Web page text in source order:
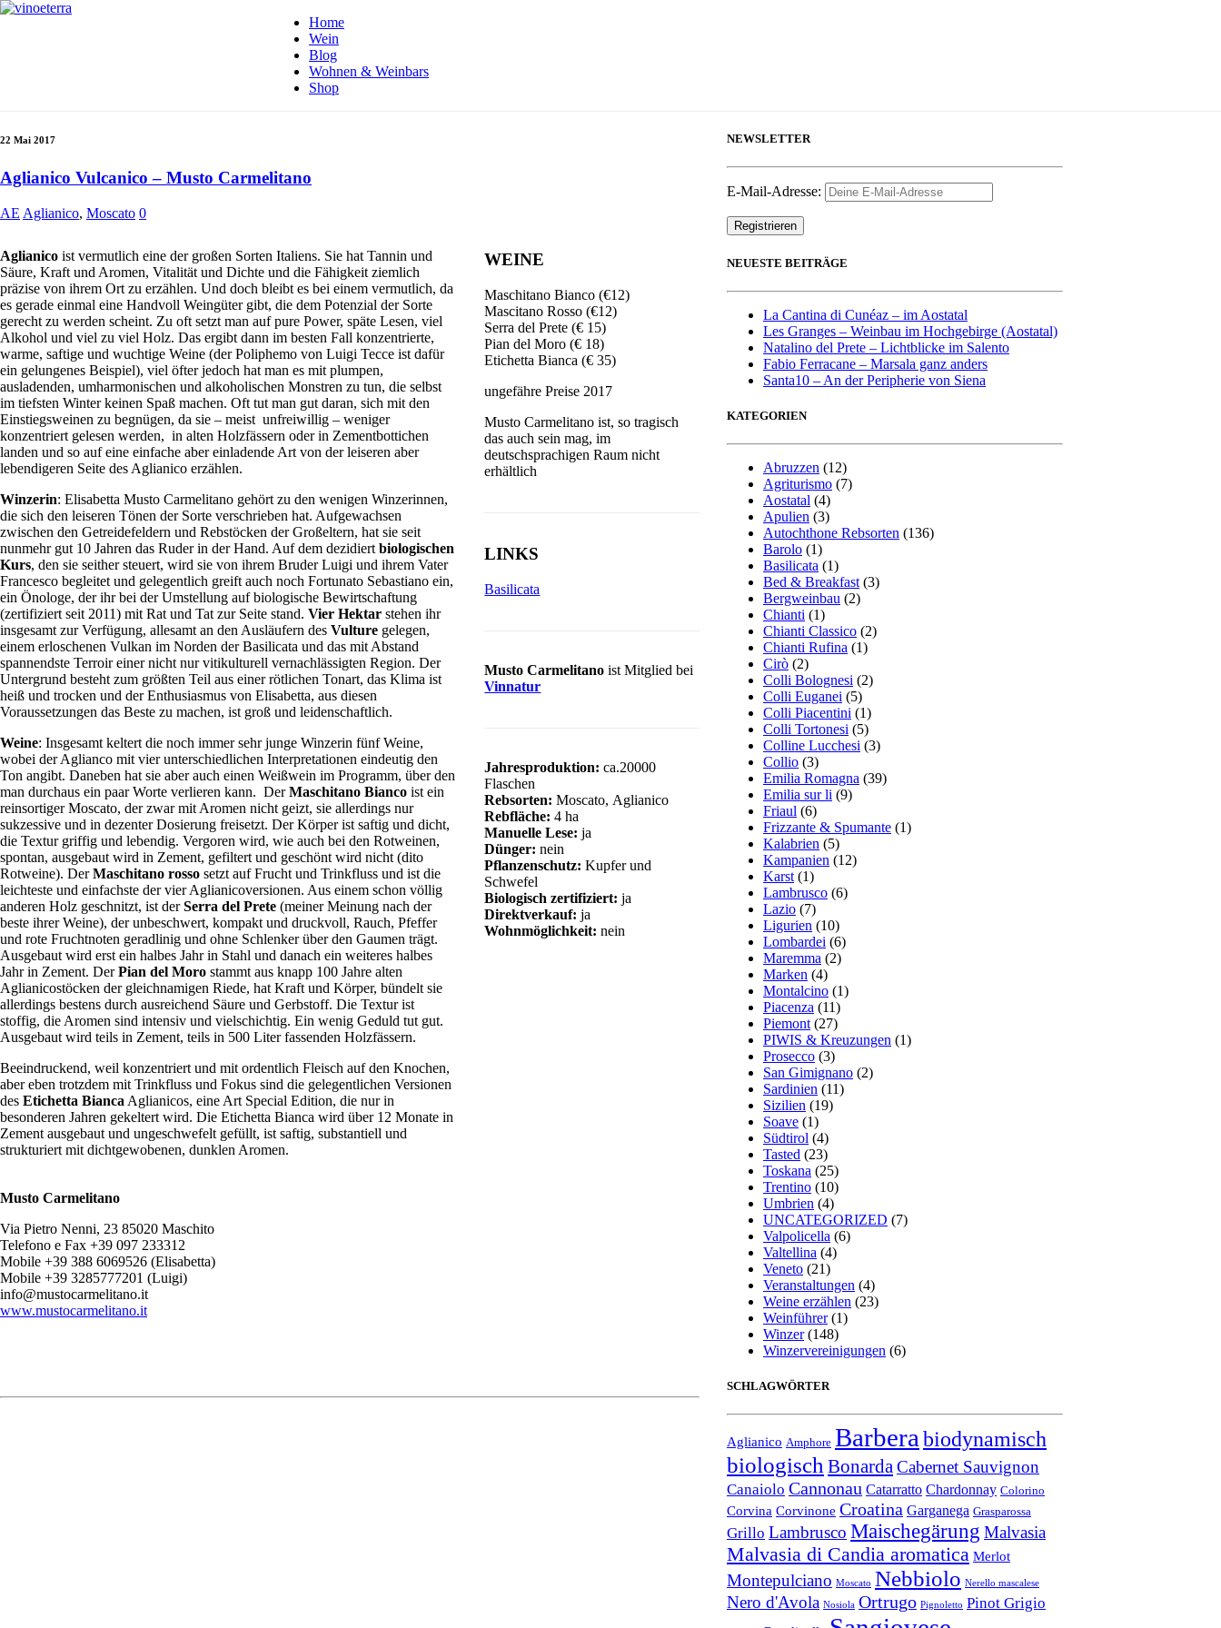
Home
Wein
Blog
Wohnen & Weinbars
Shop
22 Mai 2017
Aglianico Vulcanico – Musto Carmelitano
AE Aglianico, Moscato 0
Aglianico ist vermutlich eine der großen Sorten Italiens. Sie hat Tannin und
Säure, Kraft und Aromen, Vitalität und Dichte und die Fähigkeit ziemlich
präzise von ihrem Ort zu erzählen. Und doch bleibt es bei einem vermutlich, da
es gerade einmal eine Handvoll Weingüter gibt, die dem Potenzial der Sorte
gerecht zu werden scheint. Zu oft setzt man auf pure Power, späte Lesen, viel
Alkohol und viel zu viel Holz. Das ergibt dann im besten Fall konzentrierte,
warme, saftige und wuchtige Weine (der Poliphemo von Luigi Tecce ist dafür
ein gelungenes Beispiel), viel öfter jedoch hat man es mit plumpen,
ausladenden, umharmonischen und alkoholischen Monstren zu tun, die selbst
im tiefsten Winter keinen Spaß machen. Oft tut man gut daran, sich mit den
Einstiegsweinen zu begnügen, da sie – meist unfreiwillig – weniger
konzentriert gelesen werden, in alten Holzfässern oder in Zementbottichen
landen und so auf eine einfache aber einladende Art von der leiseren aber
lebendigeren Seite des Aglianico erzählen.
Winzerin: Elisabetta Musto Carmelitano gehört zu den wenigen Winzerinnen,
die sich den leiseren Tönen der Sorte verschrieben hat. Aufgewachsen
zwischen den Getreidefeldern und Rebstöcken der Großeltern, hat sie seit
nunmehr gut 10 Jahren das Ruder in der Hand. Auf dem dezidiert biologischen
Kurs, den sie seither steuert, wird sie von ihrem Bruder Luigi und ihrem Vater
Francesco begleitet und gelegentlich greift auch noch Fortunato Sebastiano ein,
ein Önologe, der ihr bei der Umstellung auf biologische Bewirtschaftung
(zertifiziert seit 2011) mit Rat und Tat zur Seite stand. Vier Hektar stehen ihr
insgesamt zur Verfügung, allesamt an den Ausläufern des Vulture gelegen,
einem erloschenen Vulkan im Norden der Basilicata und das mit Abstand
spannendste Terroir einer nicht nur vitikulturell vernachlässigten Region. Der
Untergrund besteht zum größten Teil aus einer rötlichen Tonart, das Klima ist
heiß und trocken und der Enthusiasmus von Elisabetta, aus diesen
Voraussetzungen das Beste zu machen, ist groß und leidenschaftlich.
Weine: Insgesamt keltert die noch immer sehr junge Winzerin fünf Weine,
wobei der Aglianco mit vier unterschiedlichen Interpretationen eindeutig den
Ton angibt. Daneben hat sie aber auch einen Weißwein im Programm, über den
man durchaus ein paar Worte verlieren kann. DerMaschitano Bianco ist ein
reinsortiger Moscato, der zwar mit Aromen nicht geizt, sie allerdings nur
sukzessive und in dezenter Dosierung freisetzt. Der Körper ist saftig und dicht,
die Textur griffig und lebendig. Vergoren wird, wie auch bei den Rotweinen,
spontan, ausgebaut wird in Zement, gefiltert und geschönt wird nicht (dito
Rotweine). DerMaschitano rosso setzt auf Frucht und Trinkfluss und ist die
leichteste und einfachste der vier Aglianicoversionen. Aus einem schon völlig
anderen Holz geschnitzt, ist derSerra del Prete (meiner Meinung nach der
beste ihrer Weine), der unbeschwert, kompakt und druckvoll, Rauch, Pfeffer
und rote Fruchtnoten geradlinig und ohne Schlenker über den Gaumen trägt.
Ausgebaut wird erst ein halbes Jahr in Stahl und danach ein weiteres halbes
Jahr in Zement. DerPian del Moro stammt aus knapp 100 Jahre alten
Aglianicostöcken der gleichnamigen Riede, hat Kraft und Körper, bündelt sie
allerdings bestens durch ausreichend Säure und Gerbstoff. Die Textur ist
stoffig, die Aromen sind intensiv und vielschichtig. Ein wenig Geduld tut gut.
Ausgebaut wird teils in Zement, teils in 500 Liter fassenden Holzfässern.
Beeindruckend, weil konzentriert und mit ordentlich Fleisch auf den Knochen,
aber eben trotzdem mit Trinkfluss und Fokus sind die gelegentlichen Versionen
des Etichetta Bianca Aglianicos, eine Art Special Edition, die nur in
besonderen Jahren gekeltert wird. Die Etichetta Bianca wird über 12 Monate in
Zement ausgebaut und ungeschwefelt gefüllt, ist saftig, substantiell und
strukturiert mit dichtgewobenen, dunklen Aromen.
Musto Carmelitano
Via Pietro Nenni, 23 85020 Maschito
Telefono e Fax +39 097 233312
Mobile +39 388 6069526 (Elisabetta)
Mobile +39 3285777201 (Luigi)
info@mustocarmelitano.it
www.mustocarmelitano.it
WEINE
Maschitano Bianco (€12)
Mascitano Rosso (€12)
Serra del Prete (€ 15)
Pian del Moro (€ 18)
Etichetta Bianca (€ 35)
ungefähre Preise 2017
Musto Carmelitano ist, so tragisch
das auch sein mag, im
deutschsprachigen Raum nicht
erhältlich
LINKS
Basilicata
Musto Carmelitano ist Mitglied bei
Vinnatur
Jahresproduktion: ca.20000
Flaschen
Rebsorten: Moscato, Aglianico
Rebfläche: 4 ha
Manuelle Lese: ja
Dünger: nein
Pflanzenschutz: Kupfer und
Schwefel
Biologisch zertifiziert:ja
Direktverkauf: ja
Wohnmöglichkeit: nein
NEWSLETTER
E-Mail-Adresse:
NEUESTE BEITRÄGE
La Cantina di Cunéaz – im Aostatal
Les Granges – Weinbau im Hochgebirge (Aostatal)
Natalino del Prete – Lichtblicke im Salento
Fabio Ferracane – Marsala ganz anders
Santa10 – An der Peripherie von Siena
KATEGORIEN
Abruzzen (12)
Agriturismo (7)
Aostatal (4)
Apulien (3)
Autochthone Rebsorten (136)
Barolo (1)
Basilicata (1)
Bed & Breakfast (3)
Bergweinbau (2)
Chianti (1)
Chianti Classico (2)
Chianti Rufina (1)
Cirò (2)
Colli Bolognesi (2)
Colli Euganei (5)
Colli Piacentini (1)
Colli Tortonesi (5)
Colline Lucchesi (3)
Collio (3)
Emilia Romagna (39)
Emilia sur li (9)
Friaul (6)
Frizzante & Spumante (1)
Kalabrien (5)
Kampanien (12)
Karst (1)
Lambrusco (6)
Lazio (7)
Ligurien (10)
Lombardei (6)
Maremma (2)
Marken (4)
Montalcino (1)
Piacenza (11)
Piemont (27)
PIWIS & Kreuzungen (1)
Prosecco (3)
San Gimignano (2)
Sardinien (11)
Sizilien (19)
Soave (1)
Südtirol (4)
Tasted (23)
Toskana (25)
Trentino (10)
Umbrien (4)
UNCATEGORIZED (7)
Valpolicella (6)
Valtellina (4)
Veneto (21)
Veranstaltungen (4)
Weine erzählen (23)
Weinführer(1)
Winzer(148)
Winzervereinigungen (6)
SCHLAGWÖRTER
Aglianico Amphore Barbera biodynamisch
biologisch Bonarda Cabernet Sauvignon
Canaiolo Cannonau Catarratto Chardonnay Colorino
Corvina Corvinone Croatina Garganega Grasparossa
Grillo Lambrusco Maischegärung Malvasia
Malvasia di Candia aromatica Merlot
Montepulciano Moscato Nebbiolo Nerello mascalese
Nero d'Avola Nosiola Ortrugo Pignoletto Pinot Grigio